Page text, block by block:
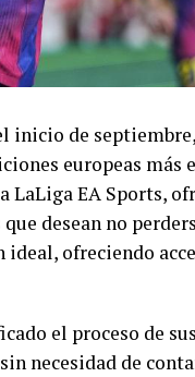
inicio de
europeas
LaLiga EA Sports,
desean no
ofreciendo
el proceso de
necesidad de